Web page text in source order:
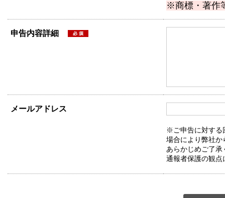
※商標・著作
申告内容詳細
メールアドレス
※ご申告に対する
場合により弊社か
あらかじめご了承
通報者保護の観点